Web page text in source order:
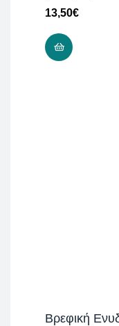
13,50€
Βρεφική